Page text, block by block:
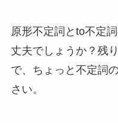
原形不定詞とto不定
丈夫でしょうか？残
で、ちょっと不定詞
さい。